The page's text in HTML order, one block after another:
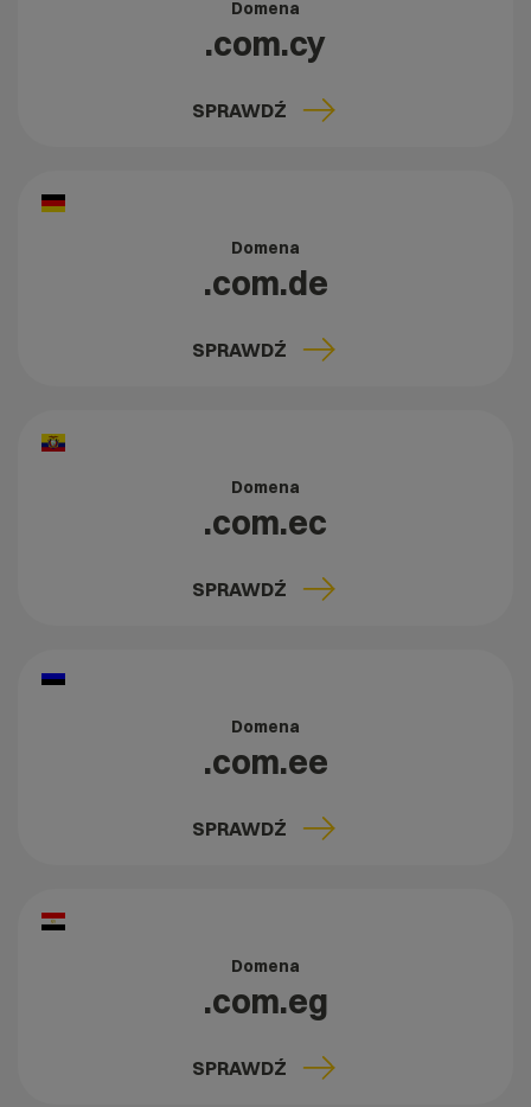
Domena
.com.cy
SPRAWDŹ
Domena
.com.de
SPRAWDŹ
Domena
.com.ec
SPRAWDŹ
Domena
.com.ee
SPRAWDŹ
Domena
.com.eg
SPRAWDŹ